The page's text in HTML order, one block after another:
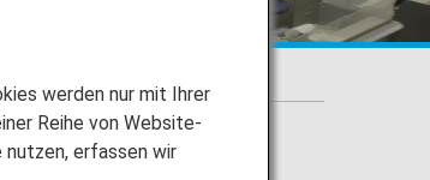
werden nur mit Ihrer
Reihe von Website-
nutzen, erfassen wir